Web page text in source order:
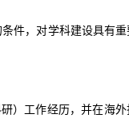
件，对学科建设具有重
）工作经历，并在海外